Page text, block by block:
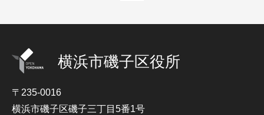
横浜市磯子区役所
〒235-0016
横浜市磯子区磯子三丁目5番1号